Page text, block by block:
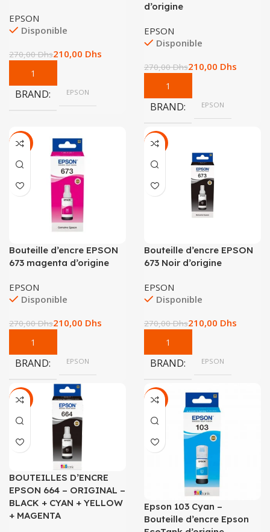
EPSON
Disponible
270,00Dhs210,00 Dhs
BRAND EPSON
d’origine
EPSON
Disponible
270,00Dhs210,00 Dhs
BRAND EPSON
-22%
Bouteille d’encre EPSON
673 magenta d’origine
EPSON
Disponible
270,00Dhs210,00 Dhs
BRAND EPSON
-22%
Bouteille d’encre EPSON
673 Noir d’origine
EPSON
Disponible
270,00Dhs210,00 Dhs
BRAND EPSON
-25%
BOUTEILLES D’ENCRE
EPSON 664 – ORIGINAL –
BLACK + CYAN + YELLOW
+ MAGENTA
-19%
Epson 103 Cyan –
Bouteille d’encre Epson